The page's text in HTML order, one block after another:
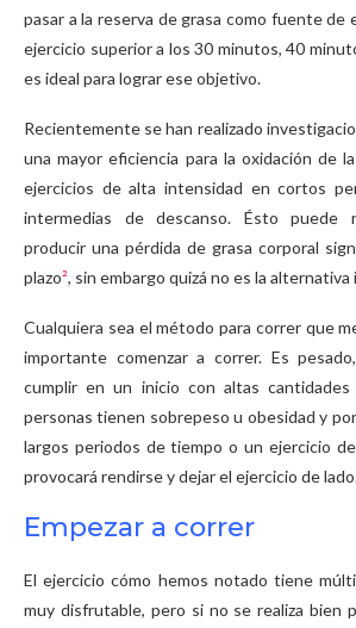
pasar a la reserva de grasa como fuente de
ejercicio superior a los 30 minutos, 40
es ideal para lograr ese objetivo.
Recientemente se han realizado
una mayor eficiencia para la oxidación de
ejercicios de alta intensidad en cortos
intermedias de descanso. Ésto puede
producir una pérdida de grasa corporal
plazo², sin embargo quizá no es la
Cualquiera sea el método para correr que
importante comenzar a correr. Es
cumplir en un inicio con altas
personas tienen sobrepeso u obesidad y
largos periodos de tiempo o un ejercicio
provocará rendirse y dejar el ejercicio de
Empezar a correr
El ejercicio cómo hemos notado tiene
muy disfrutable, pero si no se realiza bien